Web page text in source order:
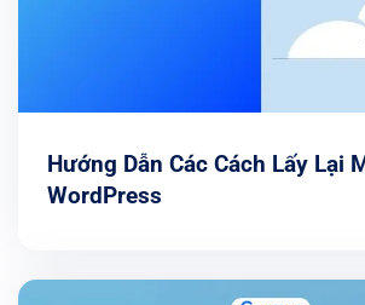
Hướng Dẫn Các Cách Lấy Lại
WordPress